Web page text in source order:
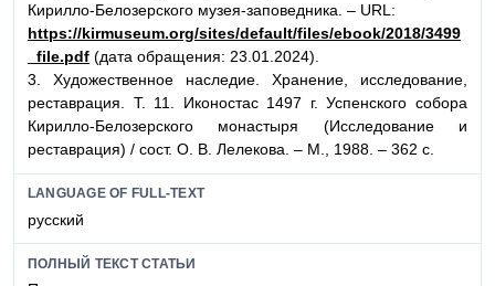
Кирилло-Белозерского музея-заповедника. – URL:
https://kirmuseum.org/sites/default/files/ebook/2018/3499
_file.pdf (дата обращения: 23.01.2024).
3. Художественное наследие. Хранение, исследование,
реставрация. Т. 11. Иконостас 1497 г. Успенского собора
Кирилло-Белозерского монастыря (Исследование и
реставрация) / cост. О. В. Лелекова. – М., 1988. – 362 с.
LANGUAGE OF FULL-TEXT
русский
ПОЛНЫЙ ТЕКСТ СТАТЬИ